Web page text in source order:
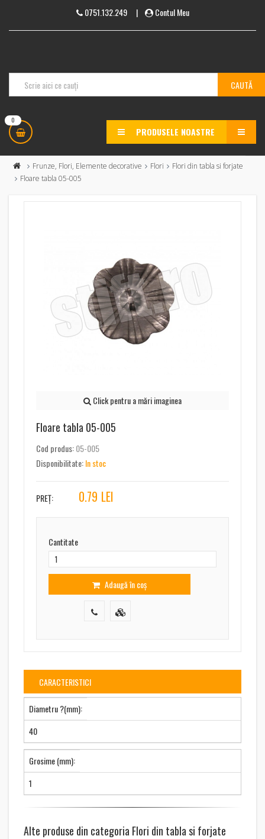
0751.132.249| Contul Meu
0
PRODUSELE NOASTRE MENU
Frunze, Flori, Elemente decorative Flori
Flori din tabla si forjate
Floare tabla 05-005
Click pentru a mări imaginea
Floare tabla 05-005
Cod produs:05-005
Disponibilitate:In stoc
PREȚ: 0.79 LEI
Cantitate
Adaugă în coș
CARACTERISTICI
Diametru ?(mm):
40
Grosime (mm):
1
Alte produse din categoria Flori din tabla si forjate